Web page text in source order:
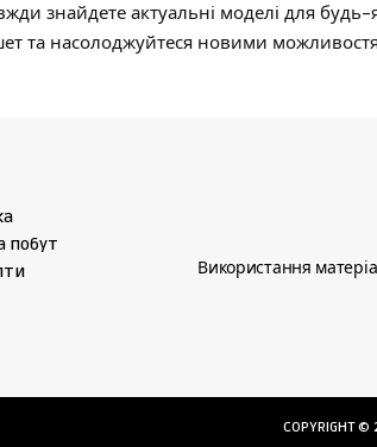
знайдете актуальні моделі для будь-
та насолоджуйтеся новими
побут
Використання
COPYRIGHT ©